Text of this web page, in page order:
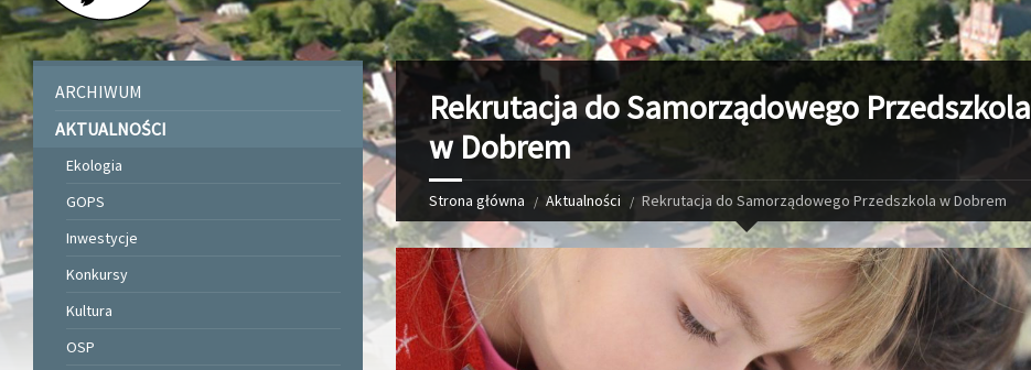
Rekrutacja do Samorządowego Przedszkola
w Dobrem
Strona główna Aktualności Rekrutacja do Samorządowego Przedszkola w Dobrem
ARCHIWUM
AKTUALNOŚCI
Ekologia
GOPS
Inwestycje
Konkursy
Kultura
OSP